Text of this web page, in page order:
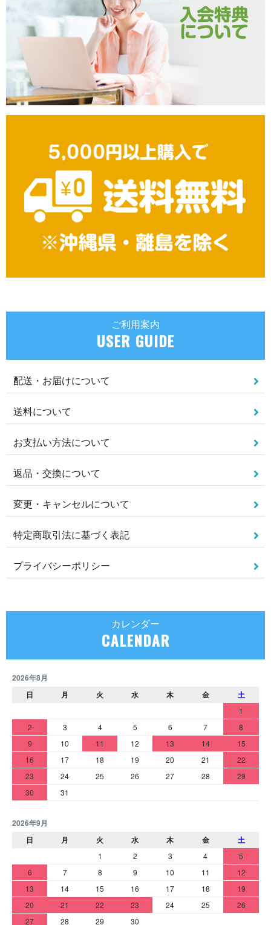
ご利用案内
USER GUIDE
配送・お届けについて
送料について
お支払い方法について
返品・交換について
変更・キャンセルについて
特定商取引法に基づく表記
プライバシーポリシー
カレンダー
CALENDAR
2026年8月
日
月 火 水 木 金 土
1
2
3 4 5 6 7
8
9
10 11 12 13 14
15
16
17 18 19 20 21
22
23
24 25 26 27 28
29
30
31
2026年9月
日
月 火 水 木 金 土
1 2 3 4
5
6
7 8 9 10 11
12
13
14 15 16 17 18
19
20
21 22 23 24 25
26
27
28 29 30